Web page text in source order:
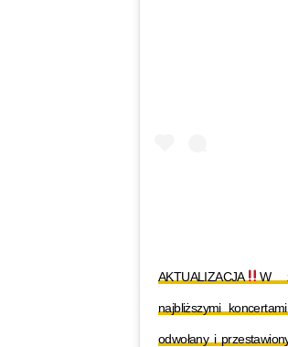
AKTUALIZACJA W
najbliższymi
odwołany i